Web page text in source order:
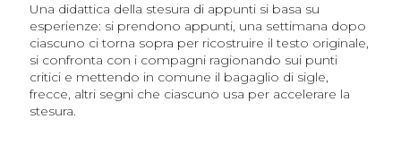
Una didattica della stesura di appunti si basa su
esperienze: si prendono appunti, una settimana dopo
ciascuno ci torna sopra per ricostruire il testo originale,
si confronta con i compagni ragionando sui punti
critici e mettendo in comune il bagaglio di sigle,
frecce, altri segni che ciascuno usa per accelerare la
stesura.